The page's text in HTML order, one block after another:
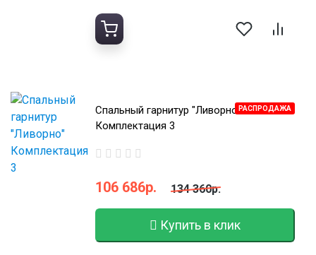
РАСПРОДАЖА
Спальный гарнитур "Ливорно"
Комплектация 3
106 686р. 134 360р.
Купить в клик